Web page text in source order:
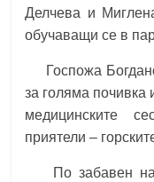
Делчева и
обучаващи се в
Госпожа
за голяма
медицинските
приятели –
По забавен